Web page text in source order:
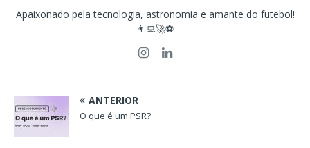
Apaixonado pela tecnologia, astronomia e amante do futebol!
👨‍💻🚀⚽
ANTERIOR
O que é um PSR?